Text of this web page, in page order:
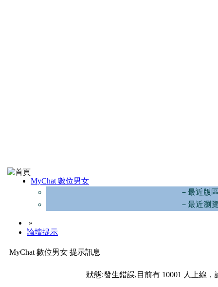
MyChat 數位男女
－最近版
－最近瀏
»
論壇提示
MyChat 數位男女 提示訊息
狀態:發生錯誤,目前有 10001 人上線